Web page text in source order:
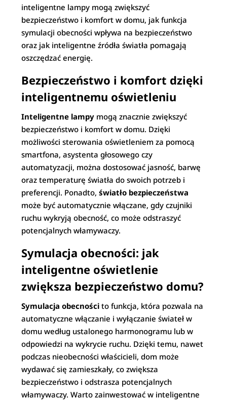
inteligentne lampy mogą zwiększyć
bezpieczeństwo i komfort w domu, jak funkcja
symulacji obecności wpływa na bezpieczeństwo
oraz jak inteligentne źródła światła pomagają
oszczędzać energię.
Bezpieczeństwo i komfort dzięki
inteligentnemu oświetleniu
Inteligentne lampy mogą znacznie zwiększyć
bezpieczeństwo i komfort w domu. Dzięki
możliwości sterowania oświetleniem za pomocą
smartfona, asystenta głosowego czy
automatyzacji, można dostosować jasność, barwę
oraz temperaturę światła do swoich potrzeb i
preferencji. Ponadto,światło bezpieczeństwa
może być automatycznie włączane, gdy czujniki
ruchu wykryją obecność, co może odstraszyć
potencjalnych włamywaczy.
Symulacja obecności: jak
inteligentne oświetlenie
zwiększa bezpieczeństwo domu?
Symulacja obecności to funkcja, która pozwala na
automatyczne włączanie i wyłączanie świateł w
domu według ustalonego harmonogramu lub w
odpowiedzi na wykrycie ruchu. Dzięki temu, nawet
podczas nieobecności właścicieli, dom może
wydawać się zamieszkały, co zwiększa
bezpieczeństwo i odstrasza potencjalnych
włamywaczy. Warto zainwestować w inteligentne